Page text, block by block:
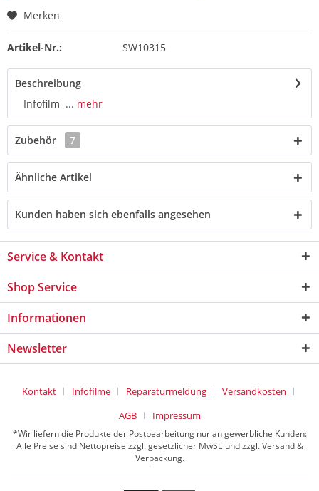
Merken
Artikel-Nr.: SW10315
Beschreibung
Infofilm ... mehr
Zubehör 7
Ähnliche Artikel
Kunden haben sich ebenfalls angesehen
Service & Kontakt
Shop Service
Informationen
Newsletter
Kontakt Infofilme Reparaturmeldung
Versandkosten
AGB
Impressum
*Wir liefern die Produkte der Postbearbeitung nur an gewerbliche Kunden:
Alle Preise sind Nettopreise zzgl. gesetzlicher MwSt. und zzgl. Versand &
Verpackung.